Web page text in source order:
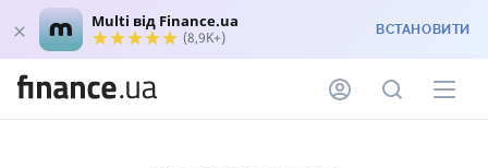
Multi від Finance.ua
(8,9K+) ВСТАНОВИТИ